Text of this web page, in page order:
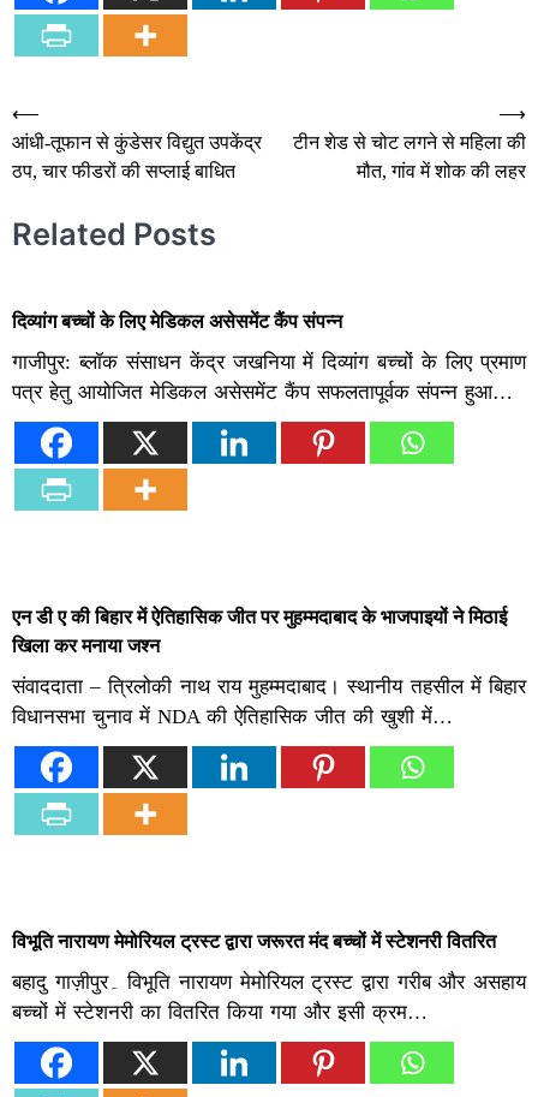
Post
navigation
⟵
आंधी-तूफान से कुंडेसर विद्युत उपकेंद्र
ठप, चार फीडरों की सप्लाई बाधित
टीन शेड से चोट लगने से महिला की
मौत, गांव में शोक की लहर
⟶
Related Posts
दिव्यांग बच्चों के लिए मेडिकल असेसमेंट कैंप संपन्न
गाजीपुर: ब्लॉक संसाधन केंद्र जखनिया में दिव्यांग बच्चों के लिए प्रमाण
पत्र हेतु आयोजित मेडिकल असेसमेंट कैंप सफलतापूर्वक संपन्न हुआ…
एन डी ए की बिहार में ऐतिहासिक जीत पर मुहम्मदाबाद के भाजपाइयों ने मिठाई
खिला कर मनाया जश्न
संवाददाता – त्रिलोकी नाथ राय मुहम्मदाबाद। स्थानीय तहसील में बिहार
विधानसभा चुनाव में NDA की ऐतिहासिक जीत की खुशी में…
विभूति नारायण मेमोरियल ट्रस्ट द्वारा जरूरत मंद बच्चों में स्टेशनरी वितरित
बहादु गाज़ीपुर۔ विभूति नारायण मेमोरियल ट्रस्ट द्वारा गरीब और असहाय
बच्चों में स्टेशनरी का वितरित किया गया और इसी क्रम…